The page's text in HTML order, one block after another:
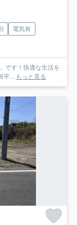
電気有
です！快適な生活を
平... もっと見る